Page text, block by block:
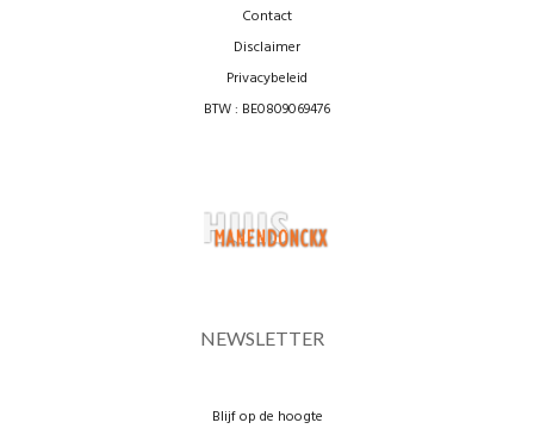
Contact
Disclaimer
Privacybeleid
BTW : BE0809069476
NEWSLETTER
Blijf op de hoogte